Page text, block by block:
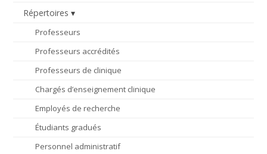
Répertoires
Professeurs
Professeurs accrédités
Professeurs de clinique
Chargés d’enseignement clinique
Employés de recherche
Étudiants gradués
Personnel administratif